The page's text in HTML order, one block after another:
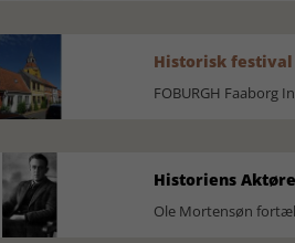
Historisk festival
FOBURGH Faaborg
Historiens
Ole Mortensøn